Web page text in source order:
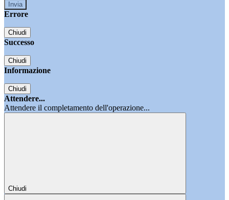
Errore
Chiudi
Successo
Chiudi
Informazione
Chiudi
Attendere...
Attendere il completamento dell'operazione...
Chiudi